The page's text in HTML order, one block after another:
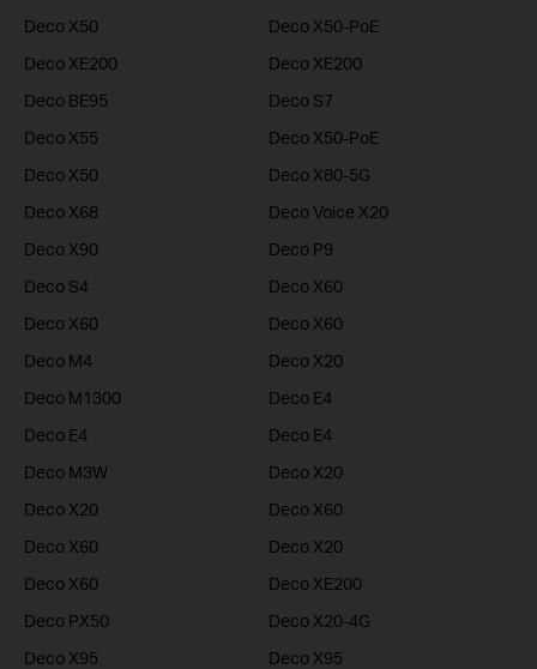
Deco X50
Deco X50-PoE
Deco XE200
Deco XE200
Deco BE95
Deco S7
Deco X55
Deco X50-PoE
Deco X50
Deco X80-5G
Deco X68
Deco Voice X20
Deco X90
Deco P9
Deco S4
Deco X60
Deco X60
Deco X60
Deco M4
Deco X20
Deco M1300
Deco E4
Deco E4
Deco E4
Deco M3W
Deco X20
Deco X20
Deco X60
Deco X60
Deco X20
Deco X60
Deco XE200
Deco PX50
Deco X20-4G
Deco X95
Deco X95